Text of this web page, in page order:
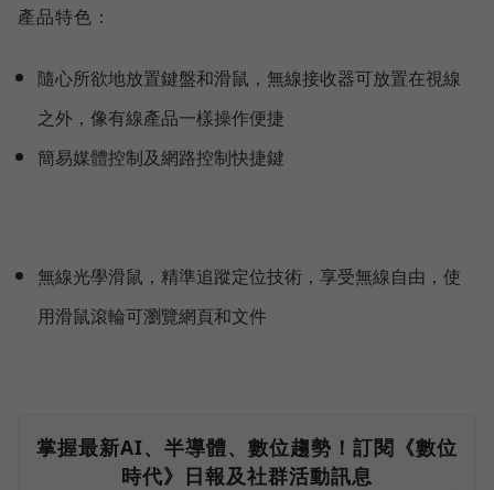
產品特色：
隨心所欲地放置鍵盤和滑鼠，無線接收器可放置在視線
之外，像有線產品一樣操作便捷
簡易媒體控制及網路控制快捷鍵
無線光學滑鼠，精準追蹤定位技術，享受無線自由，使
用滑鼠滾輪可瀏覽網頁和文件
掌握最新AI、半導體、數位趨勢！訂閱《數位
時代》日報及社群活動訊息